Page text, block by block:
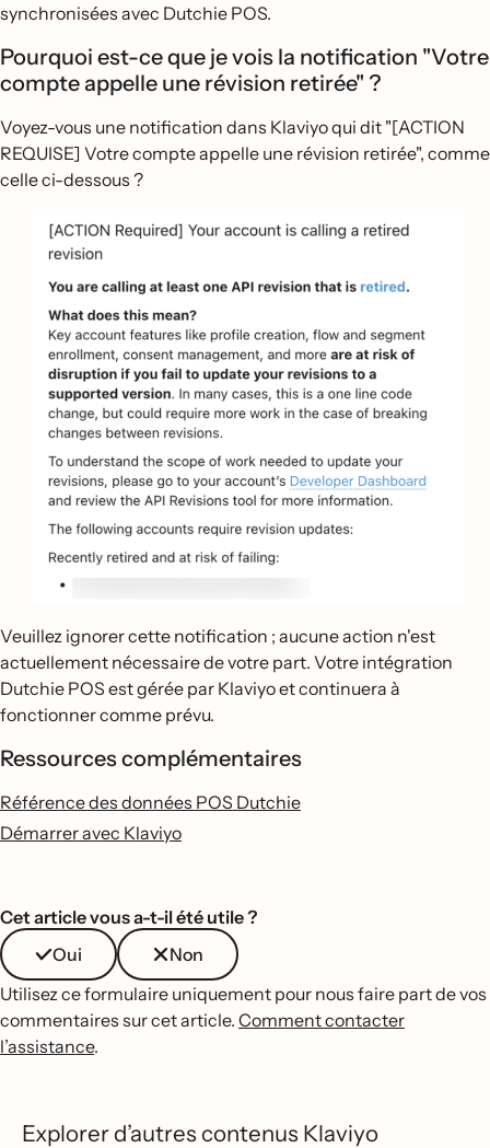
synchronisées avec Dutchie POS.
Pourquoi est-ce que je vois la notification "Votre
compte appelle une révision retirée" ?
Voyez-vous une notification dans Klaviyo qui dit "[ACTION
REQUISE] Votre compte appelle une révision retirée", comme
celle ci-dessous ?
Veuillez ignorer cette notification ; aucune action n'est
actuellement nécessaire de votre part. Votre intégration
Dutchie POS est gérée par Klaviyo et continuera à
fonctionner comme prévu.
Ressources complémentaires
Référence des données POS Dutchie
Démarrer avec Klaviyo
Cet article vous a-t-il été utile ?
Oui
Non
Utilisez ce formulaire uniquement pour nous faire part de vos
commentaires sur cet article. Comment contacter
l’assistance.
Explorer d’autres contenus Klaviyo